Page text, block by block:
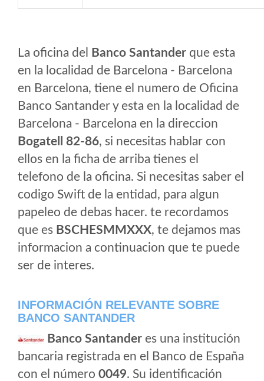
La oficina del Banco Santander que esta
en la localidad de Barcelona - Barcelona
en Barcelona, tiene el numero de Oficina
Banco Santander y esta en la localidad de
Barcelona - Barcelona en la direccion
Bogatell 82-86, si necesitas hablar con
ellos en la ficha de arriba tienes el
telefono de la oficina. Si necesitas saber el
codigo Swift de la entidad, para algun
papeleo de debas hacer. te recordamos
que es BSCHESMMXXX, te dejamos mas
informacion a continuacion que te puede
ser de interes.
INFORMACIÓN RELEVANTE SOBRE
BANCO SANTANDER
Banco Santander es una institución
bancaria registrada en el Banco de España
con el número 0049. Su identificación